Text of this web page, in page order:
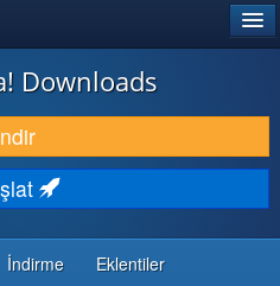
Downloads
İndirme Eklentiler